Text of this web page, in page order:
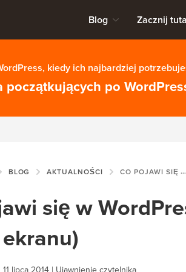
Blog Zacznij
kiedy ich najbardziej
początkujących po
BLOG AKTUALNOŚCI CO POJAWI SIĘ W WORDPRESS 4.0 (FUNKCJE I ZRZUTY EKRANU)
się w